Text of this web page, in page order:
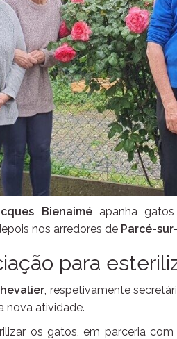
Bienaiméapanha gatos
nos arredores de Parcé-
para
, respetivamente
nova atividade.
os gatos, em parceria